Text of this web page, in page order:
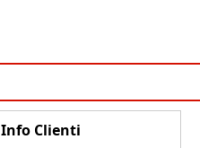
Info Clienti